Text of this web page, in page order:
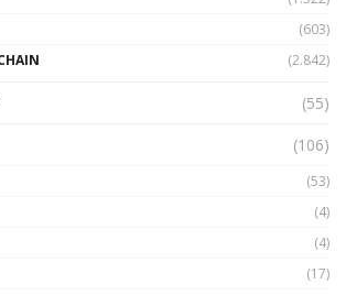
(603)
(2.842)
(55)
(106)
(53)
(4)
(4)
(17)